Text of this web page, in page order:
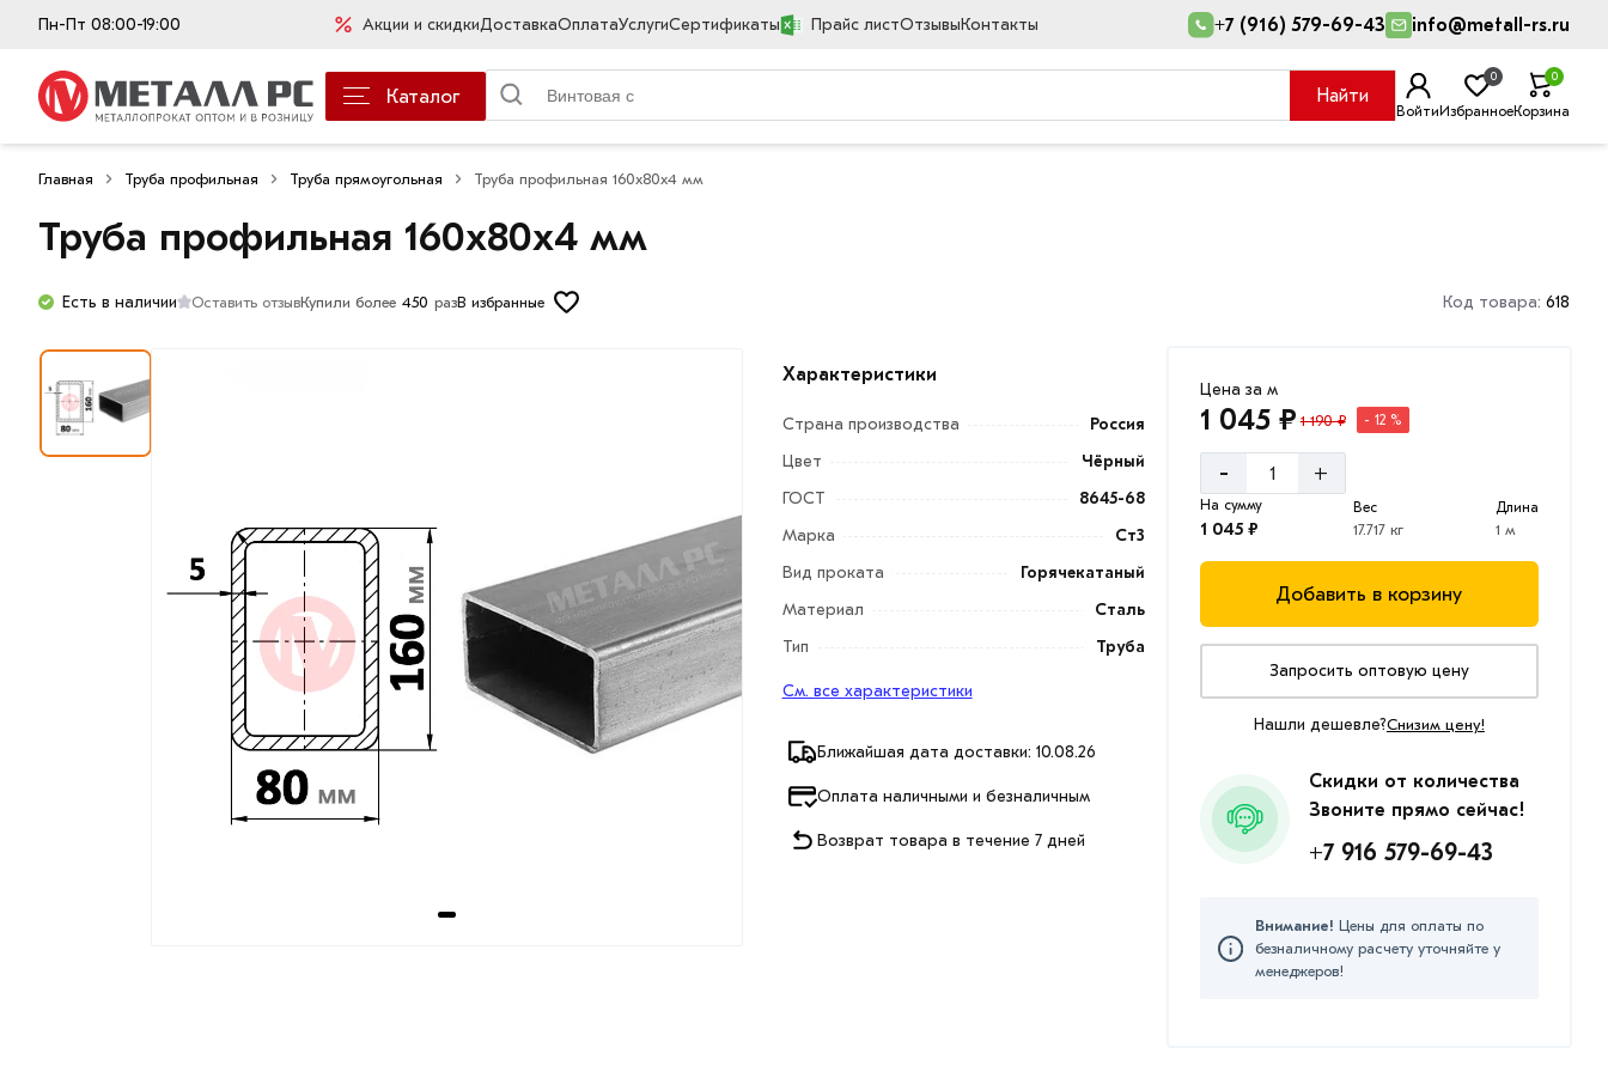
Пн-Пт 08:00-19:00 Акции и скидкиДоставкаОплатаУслугиСертификаты Прайс листОтзывыКонтакты +7 (916) 579-69-43 info@metall-rs.ru
Каталог Найти
ВойтиИзбранное
0
Корзина
0
Главная Труба профильная Труба прямоугольная Труба профильная 160х80х4 мм
Труба профильная 160х80х4 мм
Есть в наличии Оставить отзывКупили более 450 разВ избранные Код товара: 618
Характеристики
Страна производства
Россия
Цвет
Чёрный
ГОСТ
8645-68
Марка
Ст3
Вид проката
Горячекатаный
Материал
Сталь
Тип
Труба
См. все характеристики
Ближайшая дата доставки: 10.08.26
Оплата наличными и безналичным
Возврат товара в течение 7 дней
Цена за м
1 045 ₽ 1 190 ₽ - 12 %
- +
На сумму
1 045 ₽
Вес
17.717 кг
Длина
1 м
Добавить в корзину
Запросить оптовую цену
Нашли дешевле?Снизим цену!
Скидки от количества
Звоните прямо сейчас!
+7 916 579-69-43
Внимание! Цены для оплаты по
безналичному расчету уточняйте у
менеджеров!